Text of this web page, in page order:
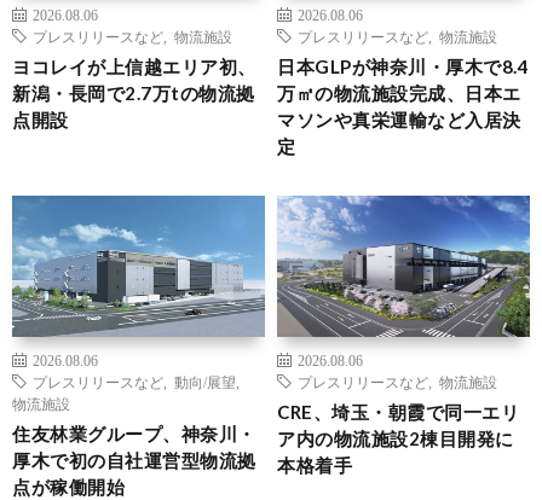
2026.08.06
プレスリリースなど
物流施設
ヨコレイが上信越エリア初、
新潟・長岡で2.7万tの物流拠
点開設
2026.08.06
プレスリリースなど
物流施設
日本GLPが神奈川・厚木で8.4
万㎡の物流施設完成、日本エ
マソンや真栄運輸など入居決
定
2026.08.06
プレスリリースなど
動向/展望
物流施設
住友林業グループ、神奈川・
厚木で初の自社運営型物流拠
点が稼働開始
2026.08.06
プレスリリースなど
物流施設
CRE、埼玉・朝霞で同一エリ
ア内の物流施設2棟目開発に
本格着手